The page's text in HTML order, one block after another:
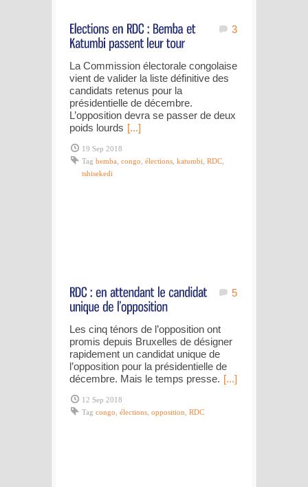
3
La Commission électorale congolaise
vient de valider la liste définitive des
candidats retenus pour la
présidentielle de décembre.
L’opposition devra se passer de deux
poids lourds [...]
19 Sep 2018
Tag bemba congo élections katumbi RDC
tshisekedi
5
Les cinq ténors de l’opposition ont
promis depuis Bruxelles de désigner
rapidement un candidat unique de
l’opposition pour la présidentielle de
décembre. Mais le temps presse. [...]
12 Sep 2018
Tag congo élections opposition RDC